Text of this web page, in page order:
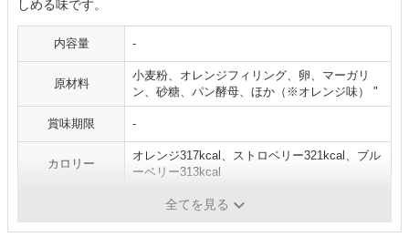
しめる味です。
内容量 ‐
原材料
小麦粉、オレンジフィリング、卵、マーガリ
ン、砂糖、パン酵母、ほか（※オレンジ味） "
賞味期限 ‐
カロリー
オレンジ317kcal、ストロベリー321kcal、ブル
ーベリー313kcal
オレンジ、ストロベリー、ブルーベリー
全てを見る